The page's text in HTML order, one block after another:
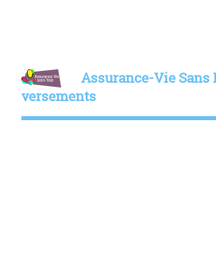
Assurance-Vie Sans
versements